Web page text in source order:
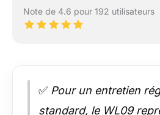
Note de 4.6 pour 192 utilisateurs
✅ Pour un entretien
standard, le WL09